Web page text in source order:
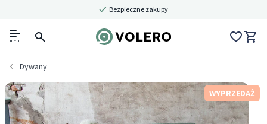
Bezpieczne zakupy
menu
Dywany
WYPRZEDAŻ